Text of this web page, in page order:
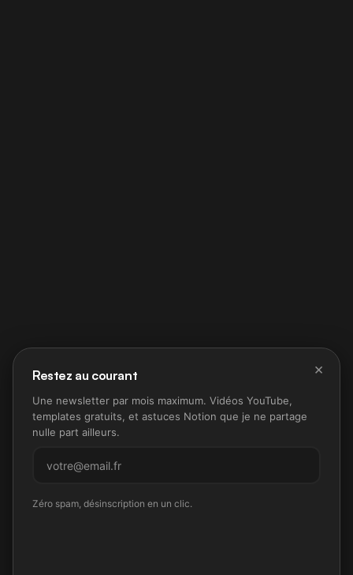
×
Restez au courant
Une newsletter par mois maximum. Vidéos YouTube,
templates gratuits, et astuces Notion que je ne partage
nulle part ailleurs.
M'inscrire
Zéro spam, désinscription en un clic.